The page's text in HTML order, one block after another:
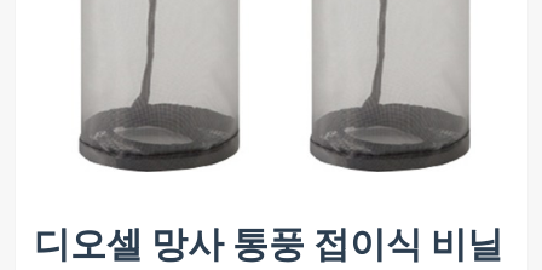
디오셀 망사 통풍 접이식 비닐